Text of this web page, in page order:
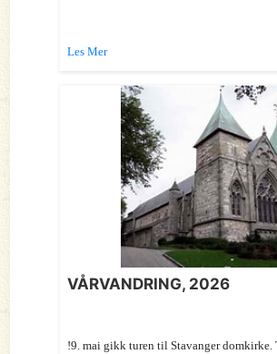
Les Mer
VÅRVANDRING, 2026
!9. mai gikk turen til Stavanger domkirke.